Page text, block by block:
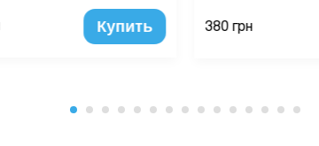
Купить 380 грн